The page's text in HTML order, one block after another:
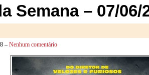
Semana – 07/06/
– Nenhum comentário